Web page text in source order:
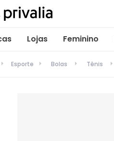
Lojas Feminino
Esporte Bolas Tênis